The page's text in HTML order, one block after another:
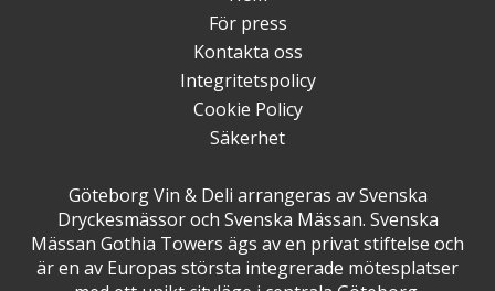
För press
Kontakta oss
Integritetspolicy
Cookie Policy
Säkerhet
Göteborg Vin & Deli arrangeras av Svenska
Dryckesmässor och Svenska Mässan. Svenska
Mässan Gothia Towers ägs av en privat stiftelse och
är en av Europas största integrerade mötesplatser